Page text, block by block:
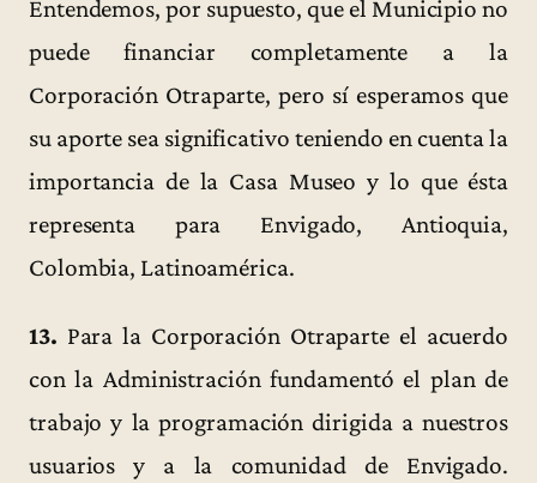
Entendemos, por supuesto, que el Municipio no
puede financiar completamente a la
Corporación Otraparte, pero sí esperamos que
su aporte sea significativo teniendo en cuenta la
importancia de la Casa Museo y lo que ésta
representa para Envigado, Antioquia,
Colombia, Latinoamérica.
13. Para la Corporación Otraparte el acuerdo
con la Administración fundamentó el plan de
trabajo y la programación dirigida a nuestros
usuarios y a la comunidad de Envigado.